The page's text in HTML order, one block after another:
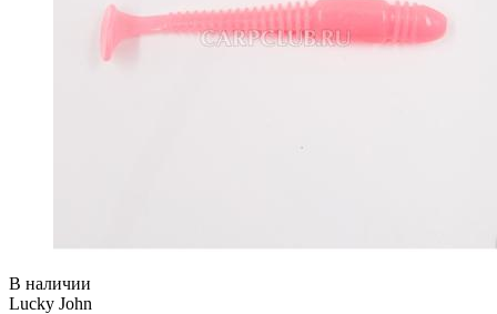
В наличии
Lucky John